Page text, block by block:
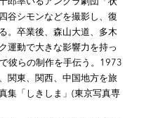
谷シモンなどを撮影し、復
。卒業後、森山大道、多木
運動で大きな影響力を持っ
彼らの制作を手伝う。1973
関東、関西、中国地方を旅
集「しきしま」(東京写真専